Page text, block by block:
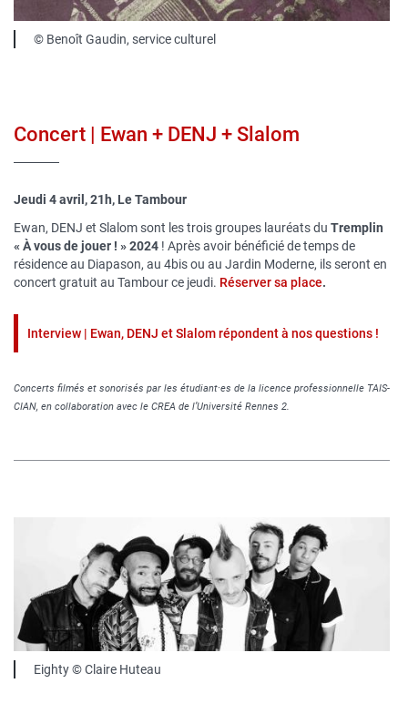
Légende
© Benoît Gaudin, service culturel
Concert | Ewan + DENJ + Slalom
Jeudi 4 avril, 21h, Le Tambour
Ewan, DENJ et Slalom sont les trois groupes lauréats du Tremplin
« À vous de jouer ! » 2024 ! Après avoir bénéficié de temps de
résidence au Diapason, au 4bis ou au Jardin Moderne, ils seront en
concert gratuit au Tambour ce jeudi. Réserver sa place.
Interview | Ewan, DENJ et Slalom répondent à nos questions !
Concerts filmés et sonorisés par les étudiant·es de la licence professionnelle TAIS-
CIAN, en collaboration avec le CREA de l’Université Rennes 2.
Légende
Eighty © Claire Huteau